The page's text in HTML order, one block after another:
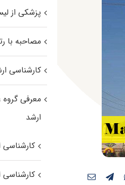
پزشکی از
مصاحبه با
کارشناسی
معرفی گروه
ارشد
کارشناسی
کارشناسی